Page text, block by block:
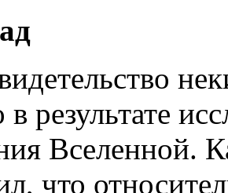
результате
Вселенной.
что